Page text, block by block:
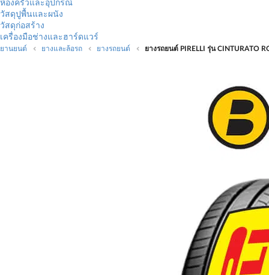
ห้องครัวและอุปกรณ์
วัสดุปูพื้นและผนัง
วัสดุก่อสร้าง
เครื่องมือช่างและฮาร์ดแวร์
ยานยนต์ ยางและล้อรถ ยางรถยนต์ ยางรถยนต์ PIRELLI รุ่น CINTURATO